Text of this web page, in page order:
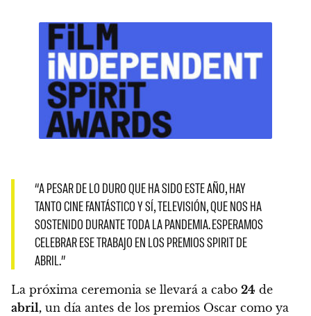
“A PESAR DE LO DURO QUE HA SIDO ESTE AÑO, HAY
TANTO CINE FANTÁSTICO Y SÍ, TELEVISIÓN, QUE NOS HA
SOSTENIDO DURANTE TODA LA PANDEMIA. ESPERAMOS
CELEBRAR ESE TRABAJO EN LOS PREMIOS SPIRIT DE
ABRIL.”
La próxima ceremonia se llevará a cabo 24 de
abril, un día antes de los premios Oscar como ya